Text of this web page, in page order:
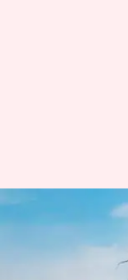
Sederet